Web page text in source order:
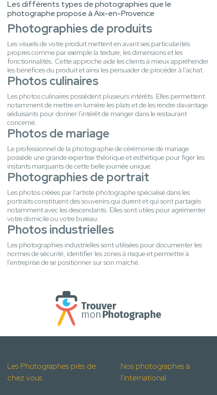
Les différents types de photographies que le
photographe propose à Aix-en-Provence
Photographies de produits
Les visuels de votre produit mettent en avant ses particularités
propres comme par exemple la texture, les dimensions et les
fonctionnalités. Cette approche aide les clients à mieux appréhender
les bénéfices du produit et ainsi les persuader de procéder à l'achat.
Photos culinaires
Les photos culinaires possèdent plusieurs intérêts. Elles permettent
notamment de mettre en lumière les plats et de les rendre davantage
séduisants pour donner l'intérêt de manger dans le restaurant
concerné.
Photos de mariage
Le professionnel de la photographie de cérémonie de mariage
possède une grande expertise théorique et esthétique pour figer les
instants marquants de cette belle journée unique.
Photographies de portrait
Les photos créées par l'artiste photographe spécialisé dans les
portraits constituent des souvenirs qui durent et qui sont partagés
notamment avec les descendants. Elles sont utiles pour agrémenter
votre domicile ou votre bureau.
Photos industrielles
Les photographies industrielles sont utilisées pour documenter les
normes de sécurité, identifier les zones à risque et permettre à
l'entreprise de se positionner sur son marché.
Les Photographes près de
chez vous
Nos photographes à
l'international